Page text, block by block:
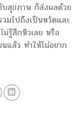
บสุขภาพ ก็ส่งผลด้วย
วมไปถึงเป็นหวัดและ
ม่รู้สึกหิวเลย หรือ
นแล้ว ทำให้ไม่อยาก